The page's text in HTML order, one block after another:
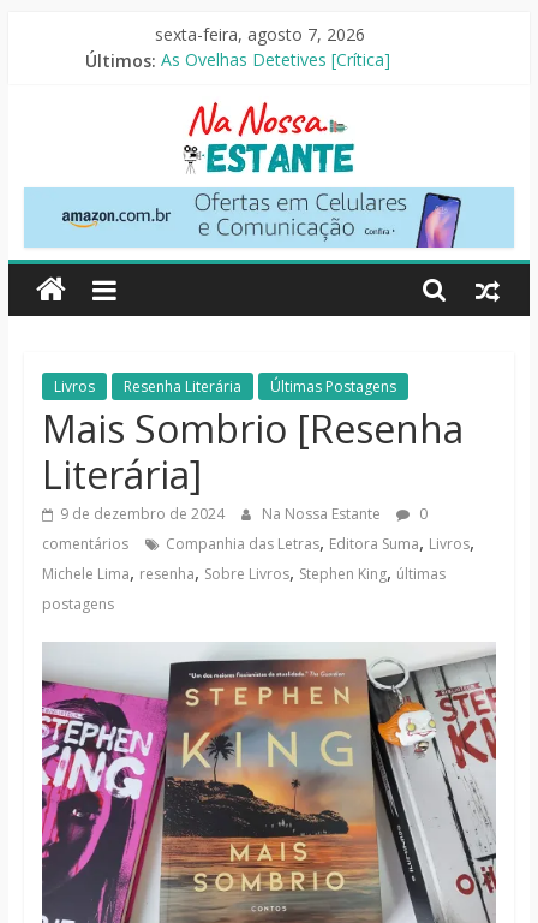
sexta-feira, agosto 7, 2026
Últimos: As Ovelhas Detetives [Crítica]
Slow Horses – 3ª Temporada [Crítica]
Seus Amigos e Vizinhos [Crítica]
O Pistoleiro [Resenha Literária]
Na
Nossa
Estante
Críticas
livros,
filmes,
séries
Livros Resenha Literária Últimas Postagens
Mais Sombrio [Resenha
Literária]
9 de dezembro de 2024 Na Nossa Estante
0
comentários
Companhia das Letras, Editora Suma, Livros,
Michele Lima, resenha, Sobre Livros, Stephen King, últimas
postagens